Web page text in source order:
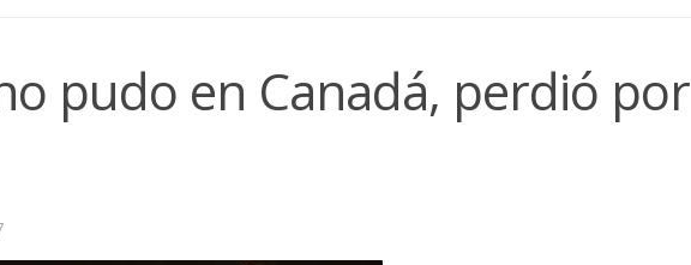
pudo en Canadá, perdió por